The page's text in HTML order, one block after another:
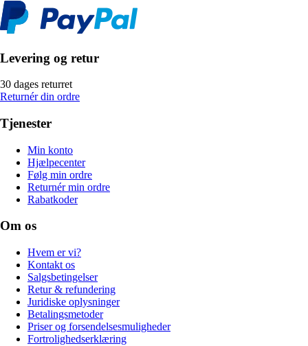
Levering og retur
30 dages returret
Returnér din ordre
Tjenester
Min konto
Hjælpecenter
Følg min ordre
Returnér min ordre
Rabatkoder
Om os
Hvem er vi?
Kontakt os
Salgsbetingelser
Retur & refundering
Juridiske oplysninger
Betalingsmetoder
Priser og forsendelsesmuligheder
Fortrolighedserklæring